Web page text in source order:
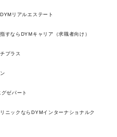
リアルエステート
すならDYMキャリア（求職者向け）
プラス
ゼパート
ニックならDYMインターナショナルク